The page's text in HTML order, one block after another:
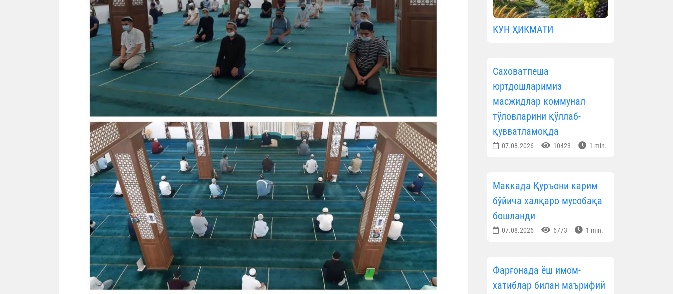
КУН ҲИКМАТИ
Саховатпеша
юртдошларимиз
масжидлар коммунал
тўловларини қўллаб-
қувватламоқда
07.08.2026 10423 1 min.
Маккада Қуръони карим
бўйича халқаро мусобақа
бошланди
07.08.2026 6773 1 min.
Фарғонада ёш имом-
хатиблар билан маърифий